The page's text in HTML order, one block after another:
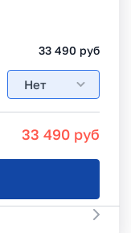
33 490 руб
Нет
33 490 руб